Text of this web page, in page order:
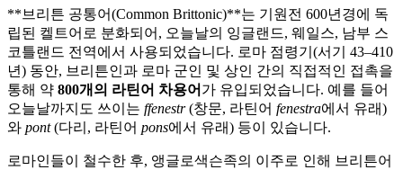
**브리튼 공통어(Common Brittonic)**는 기원전 600년경에 독
립된 켈트어로 분화되어, 오늘날의 잉글랜드, 웨일스, 남부 스
코틀랜드 전역에서 사용되었습니다. 로마 점령기(서기 43–410
년) 동안, 브리튼인과 로마 군인 및 상인 간의 직접적인 접촉을
통해 약 800개의 라틴어 차용어 가 유입되었습니다. 예를 들어
오늘날까지도 쓰이는 ffenestr(창문, 라틴어 fenestra에서 유래)
와 pont(다리, 라틴어 pons에서 유래) 등이 있습니다.
로마인들이 철수한 후, 앵글로색슨족의 이주로 인해 브리튼어